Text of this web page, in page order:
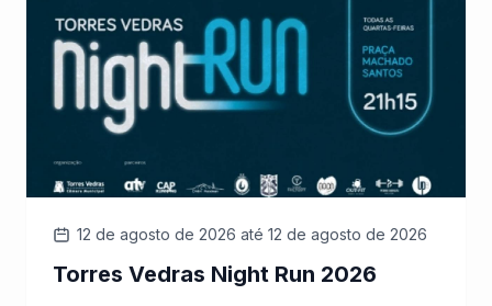
12 de agosto de 2026 até 12 de agosto de 2026
Torres Vedras Night Run 2026